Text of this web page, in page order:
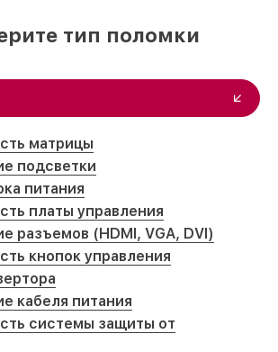
тип поломки
матрицы
подсветки
питания
платы управления
разъемов (HDMI, VGA, DVI)
кнопок управления
кабеля питания
системы защиты от